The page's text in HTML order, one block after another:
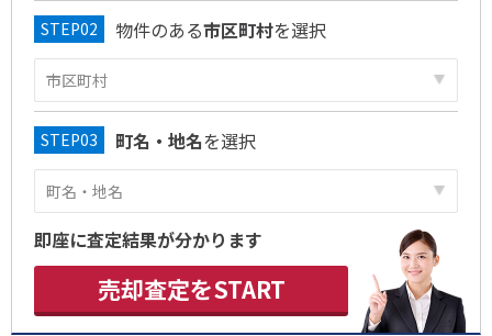
物件のある市区町村を選択
町名・地名を選択
即座に査定結果が分かります
売却査定をSTART